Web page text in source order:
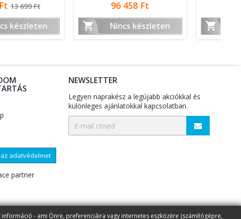
Ár
56 659 Ft
Nincs készleten
Ár
10 213 Ft

Nincs készleten
NEWSLETTER
Legyen naprakész a legújabb akciókkal és
különleges ajánlatokkal kapcsolatban.
adatvédelmet
partner
- ami Önre, preferenciáira vagy internetes eszközére (számítógépre,